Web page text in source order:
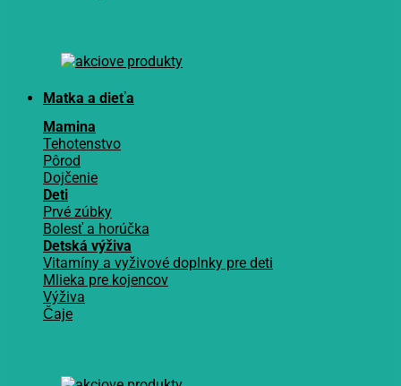
Matka a dieťa
Mamina
Tehotenstvo
Pôrod
Dojčenie
Deti
Prvé zúbky
Bolesť a horúčka
Detská výživa
Vitamíny a vyživové doplnky pre deti
Mlieka pre kojencov
Výživa
Čaje